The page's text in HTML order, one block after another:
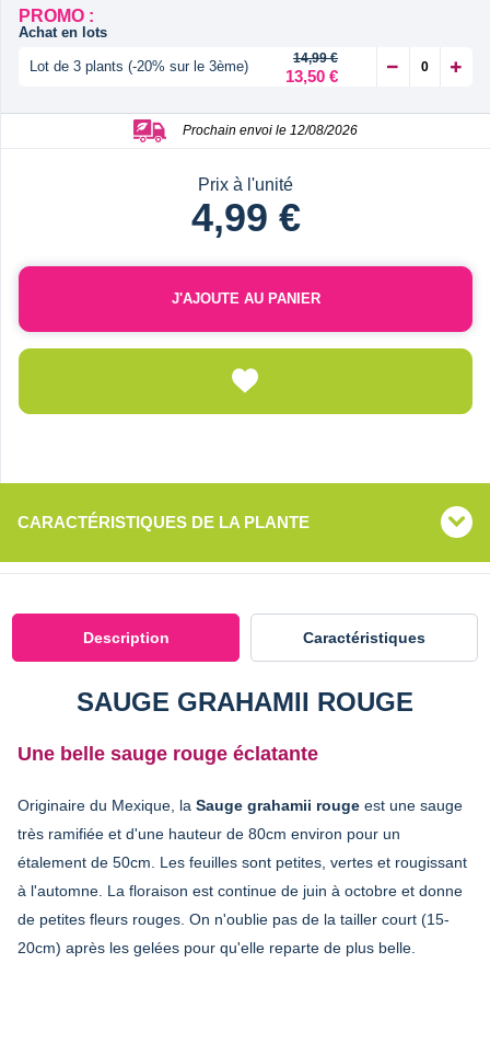
PROMO :
Achat en lots
Lot de 3 plants (-20% sur le 3ème) 14,99 €
13,50 €
Prochain envoi le 12/08/2026
Prix à l'unité
4,99 €
J'AJOUTE AU PANIER
CARACTÉRISTIQUES DE LA PLANTE
Description Caractéristiques
SAUGE GRAHAMII ROUGE
Une belle sauge rouge éclatante
Originaire du Mexique, la Sauge grahamii rouge est une sauge
très ramifiée et d'une hauteur de 80cm environ pour un
étalement de 50cm. Les feuilles sont petites, vertes et rougissant
à l'automne. La floraison est continue de juin à octobre et donne
de petites fleurs rouges. On n'oublie pas de la tailler court (15-
20cm) après les gelées pour qu'elle reparte de plus belle.